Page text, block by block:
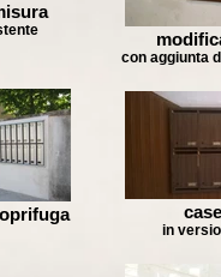
con aggiunta
in